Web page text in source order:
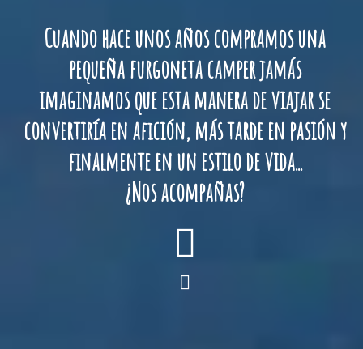
Cuando hace unos años compramos una
pequeña furgoneta camper jamás
imaginamos que esta manera de viajar se
convertiría en afición, más tarde en pasión y
finalmente en un estilo de vida...
¿Nos acompañas?